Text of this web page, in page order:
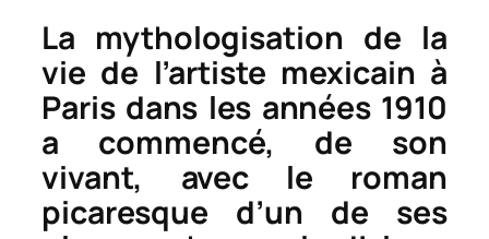
La mythologisation de la
vie de l’artiste mexicain à
Paris dans les années 1910
a commencé, de son
vivant, avec le roman
picaresque d’un de ses